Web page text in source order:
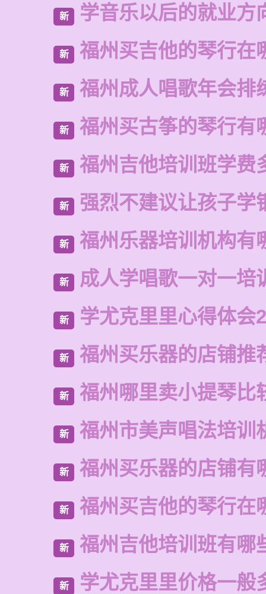
新 学音乐以后的就业方
新 福州买吉他的琴行在
新 福州成人唱歌年会排
新 福州买古筝的琴行有
新 福州吉他培训班学费
新 强烈不建议让孩子学
新 福州乐器培训机构有
新 成人学唱歌一对一培
新 学尤克里里心得体会
新 福州买乐器的店铺推
新 福州哪里卖小提琴比
新 福州市美声唱法培训
新 福州买乐器的店铺有
新 福州买吉他的琴行在
新 福州吉他培训班有哪
新 学尤克里里价格一般